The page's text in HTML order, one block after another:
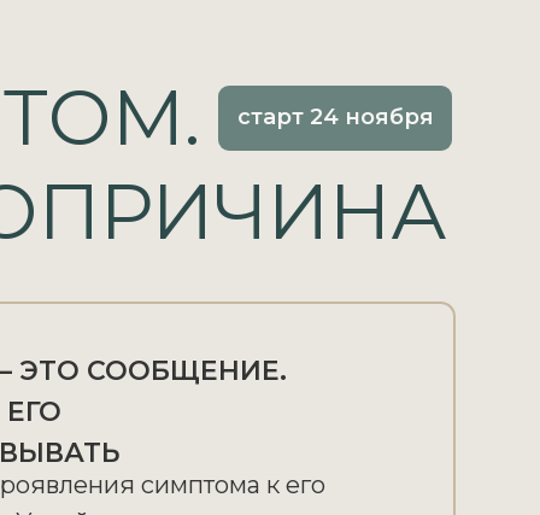
старт 24 ноября
симптома к его
ЭТО СООБЩЕНИЕ.